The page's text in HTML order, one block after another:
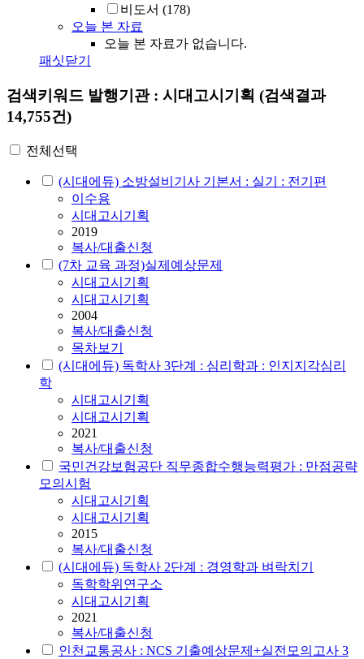
비도서 (178)
오늘 본 자료
오늘 본 자료가 없습니다.
패싯닫기
검색키워드 발행기관 : 시대고시기획 (검색결과
14,755건)
전체선택
(시대에듀) 소방설비기사 기본서 : 실기 : 전기편
이수용
시대고시기획
2019
복사/대출신청
(7차 교육 과정)실제예상문제
시대고시기획
시대고시기획
2004
복사/대출신청
목차보기
(시대에듀) 독학사 3단계 : 심리학과 : 인지지각심리
학
시대고시기획
시대고시기획
2021
복사/대출신청
국민건강보험공단 직무종합수행능력평가 : 만점공략
모의시험
시대고시기획
시대고시기획
2015
복사/대출신청
(시대에듀) 독학사 2단계 : 경영학과 벼락치기
독학학위연구소
시대고시기획
2021
복사/대출신청
인천교통공사 : NCS 기출예상문제+실전모의고사 3